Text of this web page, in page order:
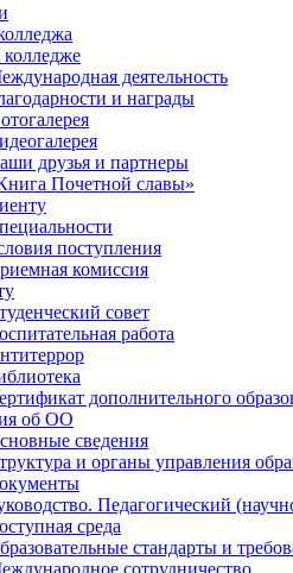
деятельность
и награды
друзья и партнеры
Почетной славы»
поступления
комиссия
совет
работа
дополнительного
об ОО
сведения
и органы управления
Педагогический
среда
стандарты и
сотрудничество